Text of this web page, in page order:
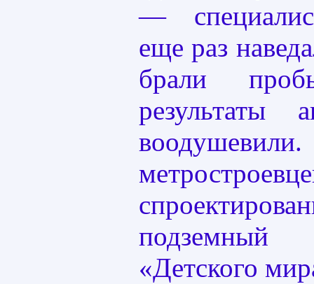
—
еще раз
брали
результаты
«Детского